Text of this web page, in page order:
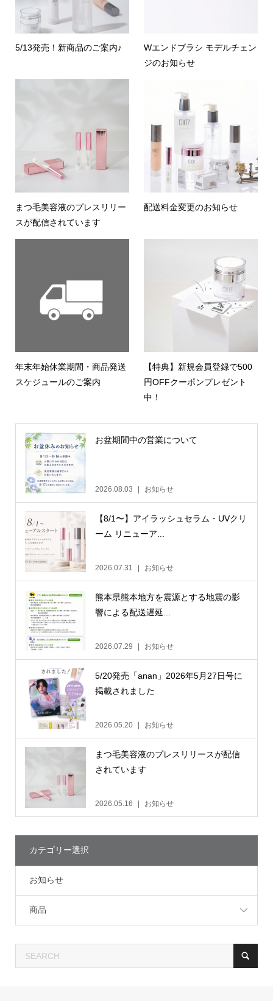
5/13発売！新商品のご案内♪
Wエンドブラシ モデルチェン
ジのお知らせ
まつ毛美容液のプレスリリー
スが配信されています
配送料金変更のお知らせ
年末年始休業期間・商品発送
スケジュールのご案内
【特典】新規会員登録で500
円OFFクーポンプレゼント
中！
お盆期間中の営業について
2026.08.03 お知らせ
【8/1〜】アイラッシュセラム・UVクリ
ーム リニューア...
2026.07.31 お知らせ
熊本県熊本地方を震源とする地震の影
響による配送遅延...
2026.07.29 お知らせ
5/20発売「anan」2026年5月27日号に
掲載されました
2026.05.20 お知らせ
まつ毛美容液のプレスリリースが配信
されています
2026.05.16 お知らせ
カテゴリー選択
お知らせ
商品